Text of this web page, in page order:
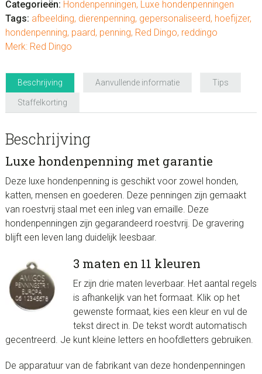
Categorieën: Hondenpenningen, Luxe hondenpenningen
Tags: afbeelding, dierenpenning, gepersonaliseerd, hoefijzer,
hondenpenning, paard, penning, Red Dingo, reddingo
Merk: Red Dingo
Beschrijving Aanvullende informatie Tips
Staffelkorting
Beschrijving
Luxe hondenpenning met garantie
Deze luxe hondenpenning is geschikt voor zowel honden,
katten, mensen en goederen. Deze penningen zijn gemaakt
van roestvrij staal met een inleg van emaille. Deze
hondenpenningen zijn gegarandeerd roestvrij. De gravering
blijft een leven lang duidelijk leesbaar.
3 maten en 11 kleuren
Er zijn drie maten leverbaar. Het aantal regels
is afhankelijk van het formaat. Klik op het
gewenste formaat, kies een kleur en vul de
tekst direct in. De tekst wordt automatisch
gecentreerd. Je kunt kleine letters en hoofdletters gebruiken.
De apparatuur van de fabrikant van deze hondenpenningen